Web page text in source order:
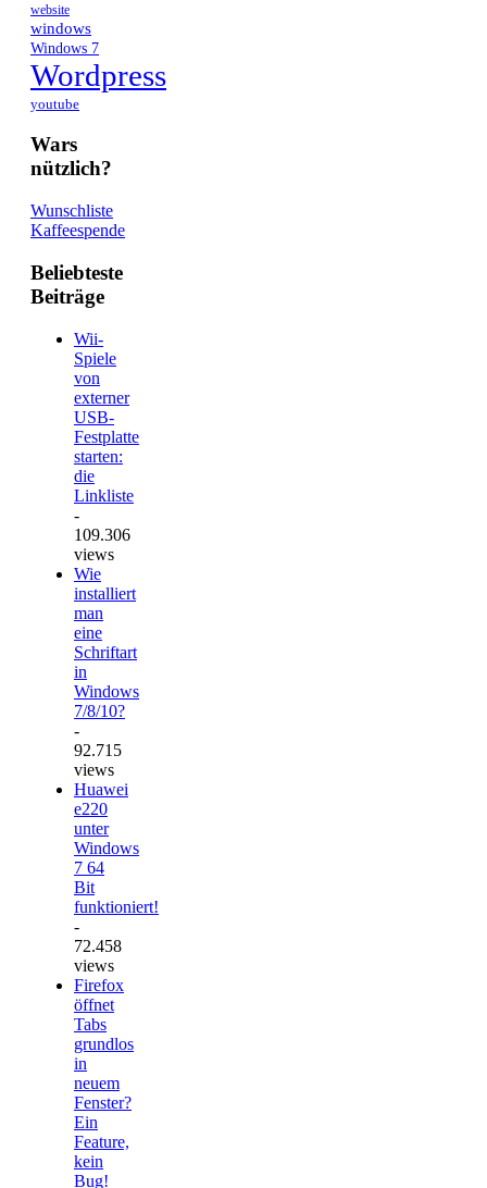
website
windows
Windows 7
Wordpress
youtube
Wars
nützlich?
Wunschliste
Kaffeespende
Beliebteste
Beiträge
Wii-
Spiele
von
externer
USB-
Festplatte
starten:
die
Linkliste
-
109.306
views
Wie
installiert
man
eine
Schriftart
in
Windows
7/8/10?
-
92.715
views
Huawei
e220
unter
Windows
7 64
Bit
funktioniert!
-
72.458
views
Firefox
öffnet
Tabs
grundlos
in
neuem
Fenster?
Ein
Feature,
kein
Bug!